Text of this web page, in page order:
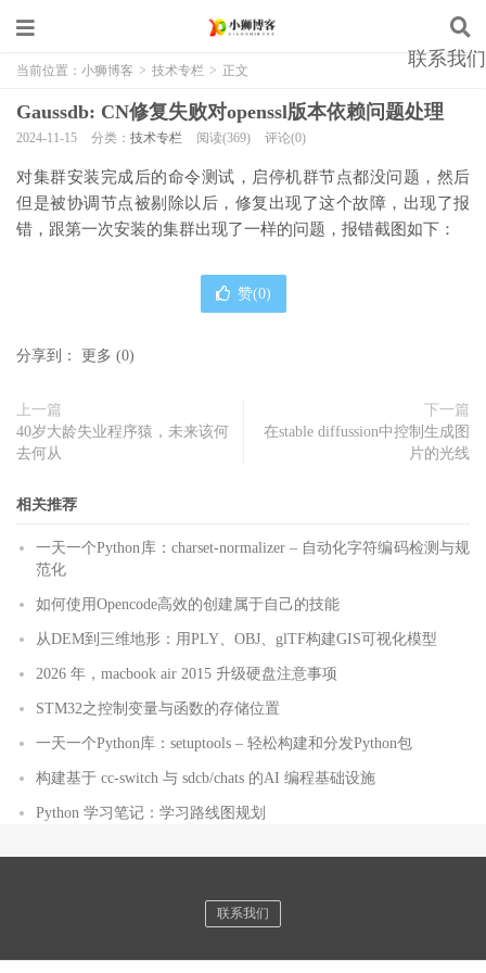
联系我们
当前位置： 小狮博客 > 技术专栏 > 正文
Gaussdb: CN修复失败对openssl版本依赖问题处理
2024-11-15 分类： 技术专栏 阅读(369) 评论(0)
对集群安装完成后的命令测试，启停机群节点都没问题，然后
但是被协调节点被剔除以后，修复出现了这个故障，出现了报
错，跟第一次安装的集群出现了一样的问题，报错截图如下：
赞(0)
分享到： 更多 (0)
上一篇
40岁大龄失业程序猿，未来该何
去何从
下一篇
在stable diffussion中控制生成图
片的光线
相关推荐
一天一个Python库：charset-normalizer – 自动化字符编码检测与规
范化
如何使用Opencode高效的创建属于自己的技能
从DEM到三维地形：用PLY、OBJ、glTF构建GIS可视化模型
2026 年，macbook air 2015 升级硬盘注意事项
STM32之控制变量与函数的存储位置
一天一个Python库：setuptools – 轻松构建和分发Python包
构建基于 cc-switch 与 sdcb/chats 的AI 编程基础设施
Python 学习笔记：学习路线图规划
联系我们